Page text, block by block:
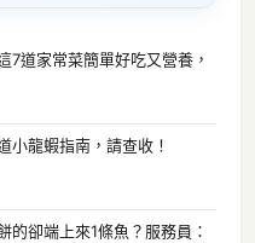
7道家常菜簡單好吃又營養，
小龍蝦指南，請查收！
的卻端上來1條魚？服務員：